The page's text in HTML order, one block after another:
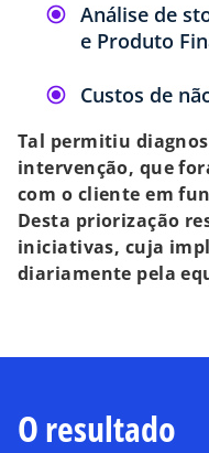
Análise de
e Produto
Custos de
Tal permitiu
intervenção, que
com o cliente em
Desta priorização
iniciativas, cuja
diariamente pela
O resultado